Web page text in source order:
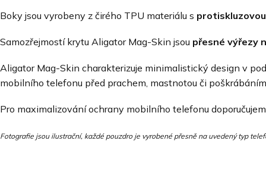
Boky jsou vyrobeny z čirého TPU materiálu s
Samozřejmostí krytu Aligator Mag-Skin jsou přesné výřezy
Aligator Mag-Skin charakterizuje minimalistický design v
mobilního telefonu před prachem, mastnotou či
Pro maximalizování ochrany mobilního telefonu
Fotografie jsou ilustrační, každé pouzdro je vyrobené přesně na uvedený typ